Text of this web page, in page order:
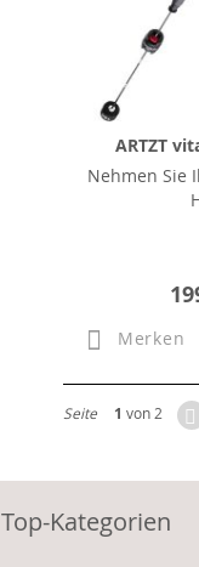
ARTZT
Nehmen Sie
Merken
Seite 1 von 2
Top-Kategorien